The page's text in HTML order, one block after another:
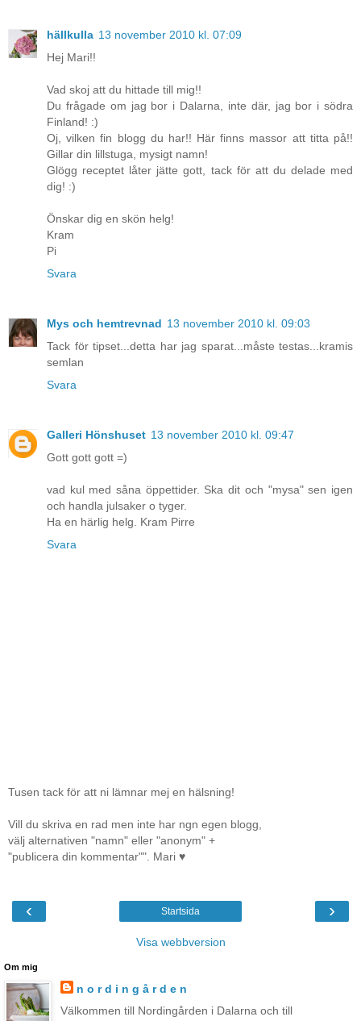
hällkulla 13 november 2010 kl. 07:09
Hej Mari!!
Vad skoj att du hittade till mig!!
Du frågade om jag bor i Dalarna, inte där, jag bor i södra
Finland! :)
Oj, vilken fin blogg du har!! Här finns massor att titta på!!
Gillar din lillstuga, mysigt namn!
Glögg receptet låter jätte gott, tack för att du delade med
dig! :)
Önskar dig en skön helg!
Kram
Pi
Svara
Mys och hemtrevnad 13 november 2010 kl. 09:03
Tack för tipset...detta har jag sparat...måste testas...kramis
semlan
Svara
Galleri Hönshuset 13 november 2010 kl. 09:47
Gott gott gott =)
vad kul med såna öppettider. Ska dit och "mysa" sen igen
och handla julsaker o tyger.
Ha en härlig helg. Kram Pirre
Svara
Tusen tack för att ni lämnar mej en hälsning!
Vill du skriva en rad men inte har ngn egen blogg,
välj alternativen "namn" eller "anonym" +
"publicera din kommentar"". Mari ♥
‹ ›
Startsida
Visa webbversion
Om mig
n o r d i n g å r d e n
Välkommen till Nordingården i Dalarna och till